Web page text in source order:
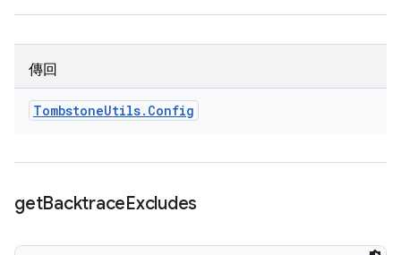
傳回
TombstoneUtils. Config
getBacktraceExcludes